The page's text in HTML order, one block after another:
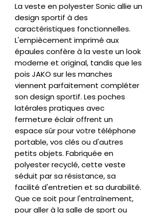
La veste en polyester Sonic allie un
design sportif à des
caractéristiques fonctionnelles.
L'empiècement imprimé aux
épaules confère à la veste un look
moderne et original, tandis que les
pois JAKO sur les manches
viennent parfaitement compléter
son design sportif. Les poches
latérales pratiques avec
fermeture éclair offrent un
espace sûr pour votre téléphone
portable, vos clés ou d'autres
petits objets. Fabriquée en
polyester recyclé, cette veste
séduit par sa résistance, sa
facilité d'entretien et sa durabilité.
Que ce soit pour l'entraînement,
pour aller à la salle de sport ou